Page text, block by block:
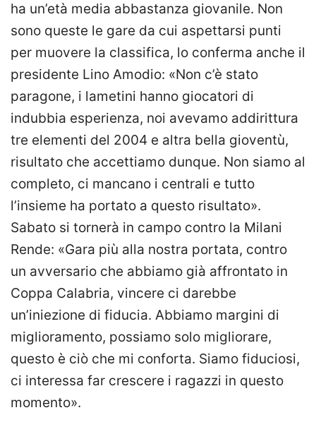
ha un’età media abbastanza giovanile. Non
sono queste le gare da cui aspettarsi punti
per muovere la classifica, lo conferma anche il
presidente Lino Amodio: «Non c’è stato
paragone, i lametini hanno giocatori di
indubbia esperienza, noi avevamo addirittura
tre elementi del 2004 e altra bella gioventù,
risultato che accettiamo dunque. Non siamo al
completo, ci mancano i centrali e tutto
l’insieme ha portato a questo risultato».
Sabato si tornerà in campo contro la Milani
Rende: «Gara più alla nostra portata, contro
un avversario che abbiamo già affrontato in
Coppa Calabria, vincere ci darebbe
un’iniezione di fiducia. Abbiamo margini di
miglioramento, possiamo solo migliorare,
questo è ciò che mi conforta. Siamo fiduciosi,
ci interessa far crescere i ragazzi in questo
momento».